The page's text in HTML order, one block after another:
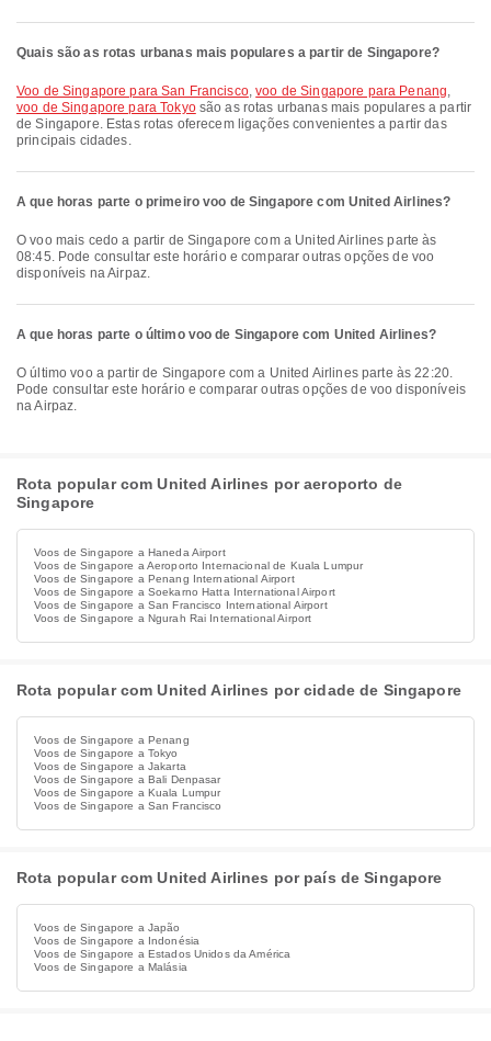
Quais são as rotas urbanas mais populares a partir de Singapore?
voo de Singapore para San Francisco,voo de Singapore para Penang,
voo de Singapore para Tokyosão as rotas urbanas mais populares a partir
de Singapore. Estas rotas oferecem ligações convenientes a partir das
principais cidades.
A que horas parte o primeiro voo de Singapore com United Airlines?
O voo mais cedo a partir de Singapore com a United Airlines parte às
08:45. Pode consultar este horário e comparar outras opções de voo
disponíveis na Airpaz.
A que horas parte o último voo de Singapore com United Airlines?
O último voo a partir de Singapore com a United Airlines parte às 22:20.
Pode consultar este horário e comparar outras opções de voo disponíveis
na Airpaz.
Rota popular com United Airlines por aeroporto de
Singapore
Voos de Singapore a Haneda Airport
Voos de Singapore a Aeroporto Internacional de Kuala Lumpur
Voos de Singapore a Penang International Airport
Voos de Singapore a Soekarno Hatta International Airport
Voos de Singapore a San Francisco International Airport
Voos de Singapore a Ngurah Rai International Airport
Rota popular com United Airlines por cidade de Singapore
Voos de Singapore a Penang
Voos de Singapore a Tokyo
Voos de Singapore a Jakarta
Voos de Singapore a Bali Denpasar
Voos de Singapore a Kuala Lumpur
Voos de Singapore a San Francisco
Rota popular com United Airlines por país de Singapore
Voos de Singapore a Japão
Voos de Singapore a Indonésia
Voos de Singapore a Estados Unidos da América
Voos de Singapore a Malásia